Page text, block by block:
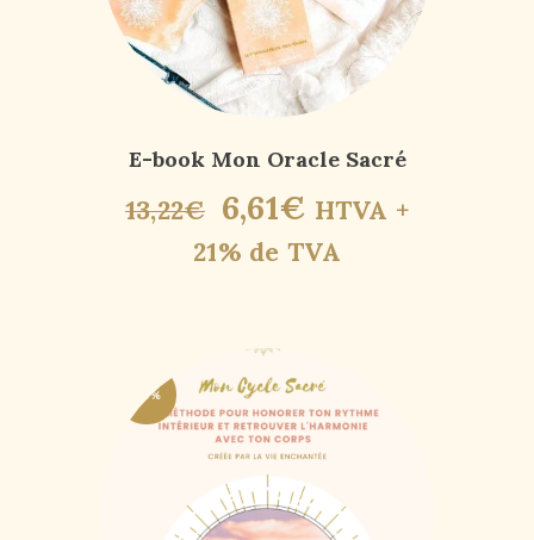
E-book Mon Oracle Sacré
13,22€ 6,61€ HTVA +
21% de TVA
-67%